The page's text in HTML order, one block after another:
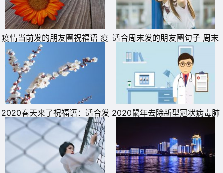
龙凤呈祥!
10、新年祝福不求最早，不求最好，但求最诚!我的祝福不
求最美，不求最全，但求最灵!预祝：你及你的家人在新的
一年里身体健康，万事如意!
11、春节应酬多，饮酒勿过度。喝酒有禁忌，切莫惹病灾。
葡萄酒开胃，黄酒可养颜。酒前先吃食，给胃把底垫。斗酒
损健康，劝酒不文明。祝你少犯忌，过个健康年。
12、春节最爱狂欢，百事健康为先：忌烟酒过量，保证适
当;忌鱼肉满肚，荤素有度;忌熬夜伤神，早睡早起，祝你有
个好身体，万事顺心又如意，春节快乐!
疫情当前发的朋友圈祝福语 疫
情碰上生日怎么发朋友圈说说
适合周末发的朋友圈句子 周末
愉快最简单一句话
2020春天来了祝福语：适合发
朋友圈的春暖花开说说
2020鼠年去除新型冠状病毒肺
护说说